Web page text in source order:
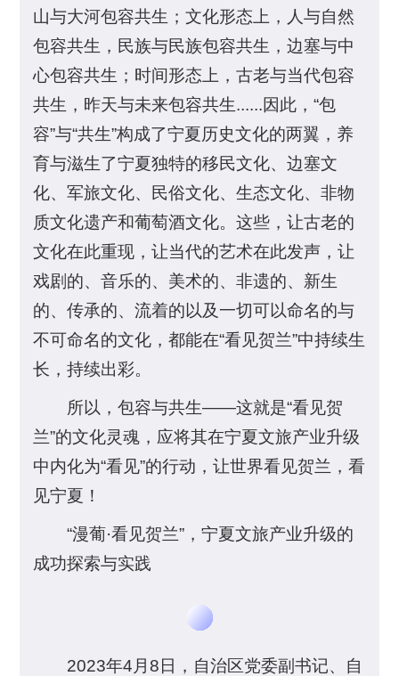
山与大河包容共生；文化形态上，人与自然
包容共生，民族与民族包容共生，边塞与中
心包容共生；时间形态上，古老与当代包容
共生，昨天与未来包容共生......因此，“包
容”与“共生”构成了宁夏历史文化的两翼，养
育与滋生了宁夏独特的移民文化、边塞文
化、军旅文化、民俗文化、生态文化、非物
质文化遗产和葡萄酒文化。这些，让古老的
文化在此重现，让当代的艺术在此发声，让
戏剧的、音乐的、美术的、非遗的、新生
的、传承的、流着的以及一切可以命名的与
不可命名的文化，都能在“看见贺兰”中持续生
长，持续出彩。
所以，包容与共生——这就是“看见贺
兰”的文化灵魂，应将其在宁夏文旅产业升级
中内化为“看见”的行动，让世界看见贺兰，看
见宁夏！
“漫葡·看见贺兰”，宁夏文旅产业升级的
成功探索与实践
2023年4月8日，自治区党委副书记、自